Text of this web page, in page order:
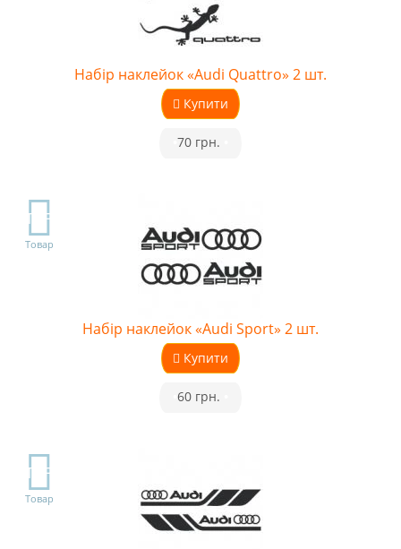
Набір наклейок «Audi Quattro» 2 шт.
Купити
70 грн.
TOP
Товар
Набір наклейок «Audi Sport» 2 шт.
Купити
60 грн.
TOP
Товар